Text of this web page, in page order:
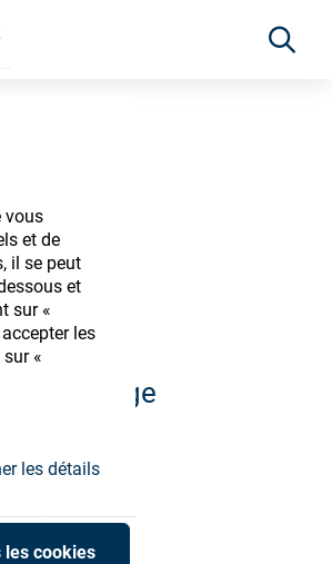
vous
et de
il se peut
et
sur «
les
«
les détails
les cookies
notre large